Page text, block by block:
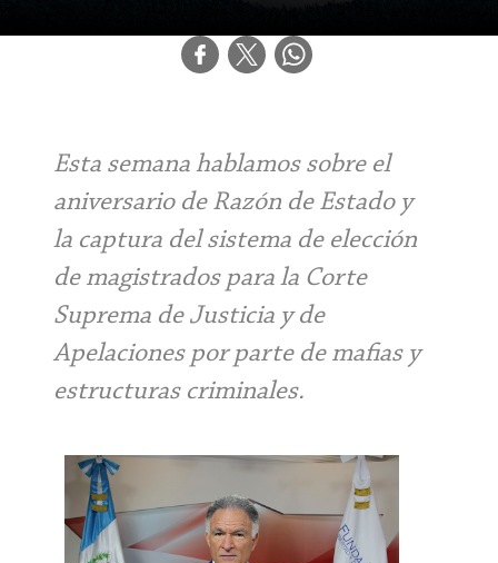
Esta semana hablamos sobre el
aniversario de Razón de Estado y
la captura del sistema de elección
de magistrados para la Corte
Suprema de Justicia y de
Apelaciones por parte de mafias y
estructuras criminales.